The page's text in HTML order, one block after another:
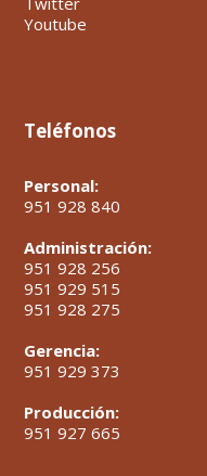
Youtube
Teléfonos
Personal:
951 928 840
Administración:
951 928 256
951 929 515
951 928 275
Gerencia:
951 929 373
Producción:
951 927 665